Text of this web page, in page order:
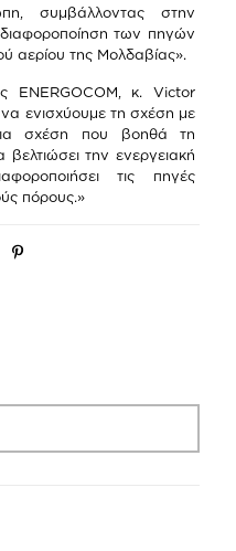
συμβάλλοντας στην
των πηγών
αερίου της Μολδαβίας».
ENERGOCOM, κ. Victor
ενισχύουμε τη σχέση με
σχέση που βοηθά τη
την ενεργειακή
τις πηγές
πόρους.»